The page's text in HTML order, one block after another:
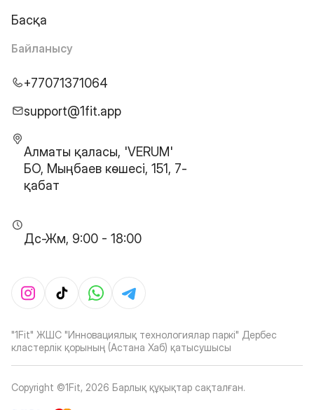
Басқа
Байланысу
+77071371064
support@1fit.app
Алматы қаласы, 'VERUM'
БО, Мыңбаев көшесі, 151, 7-
қабат
Дс-Жм, 9:00 - 18:00
"1Fit" ЖШС "Инновациялық технологиялар паркі" Дербес
кластерлік қорының (Астана Хаб) қатысушысы
Copyright ©1Fit, 2026 Барлық құқықтар сақталған.